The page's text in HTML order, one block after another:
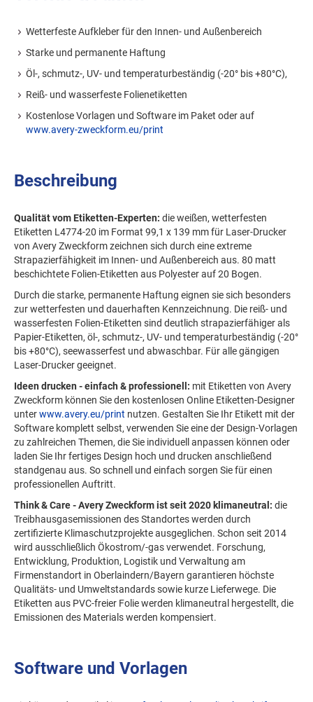
Wetterfeste Aufkleber für den Innen- und Außenbereich
Starke und permanente Haftung
Öl-, schmutz-, UV- und temperaturbeständig (-20° bis +80°C),
Reiß- und wasserfeste Folienetiketten
Kostenlose Vorlagen und Software im Paket oder auf
www.avery-zweckform.eu/print
Beschreibung
Qualität vom Etiketten-Experten: die weißen, wetterfesten
Etiketten L4774-20 im Format 99,1 x 139 mm für Laser-Drucker
von Avery Zweckform zeichnen sich durch eine extreme
Strapazierfähigkeit im Innen- und Außenbereich aus. 80 matt
beschichtete Folien-Etiketten aus Polyester auf 20 Bogen.
Durch die starke, permanente Haftung eignen sie sich besonders
zur wetterfesten und dauerhaften Kennzeichnung. Die reiß- und
wasserfesten Folien-Etiketten sind deutlich strapazierfähiger als
Papier-Etiketten, öl-, schmutz-, UV- und temperaturbeständig (-20°
bis +80°C), seewasserfest und abwaschbar. Für alle gängigen
Laser-Drucker geeignet.
Ideen drucken - einfach & professionell: mit Etiketten von Avery
Zweckform können Sie den kostenlosen Online Etiketten-Designer
unterwww.avery.eu/print nutzen. Gestalten Sie Ihr Etikett mit der
Software komplett selbst, verwenden Sie eine der Design-Vorlagen
zu zahlreichen Themen, die Sie individuell anpassen können oder
laden Sie Ihr fertiges Design hoch und drucken anschließend
standgenau aus. So schnell und einfach sorgen Sie für einen
professionellen Auftritt.
Think & Care - Avery Zweckform ist seit 2020 klimaneutral: die
Treibhausgasemissionen des Standortes werden durch
zertifizierte Klimaschutzprojekte ausgeglichen. Schon seit 2014
wird ausschließlich Ökostrom/-gas verwendet. Forschung,
Entwicklung, Produktion, Logistik und Verwaltung am
Firmenstandort in Oberlaindern/Bayern garantieren höchste
Qualitäts- und Umweltstandards sowie kurze Lieferwege. Die
Etiketten aus PVC-freier Folie werden klimaneutral hergestellt, die
Emissionen des Materials werden kompensiert.
Software und Vorlagen